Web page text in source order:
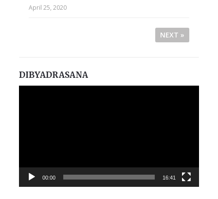
April 25, 2020
NEXT »
DIBYADRASANA
00:00 16:41